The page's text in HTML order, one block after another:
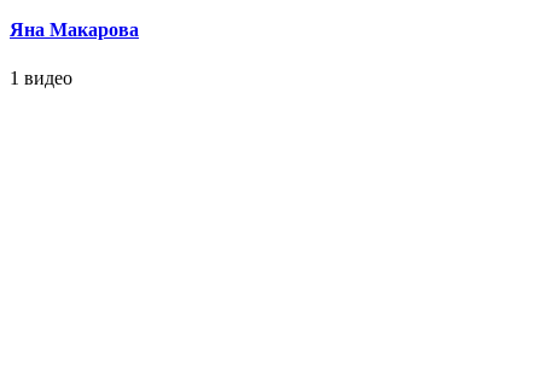
Яна Макарова
1 видео